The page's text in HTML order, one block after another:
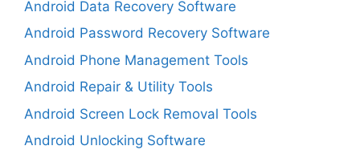
Android Data Recovery Software
Android Password Recovery Software
Android Phone Management Tools
Android Repair & Utility Tools
Android Screen Lock Removal Tools
Android Unlocking Software